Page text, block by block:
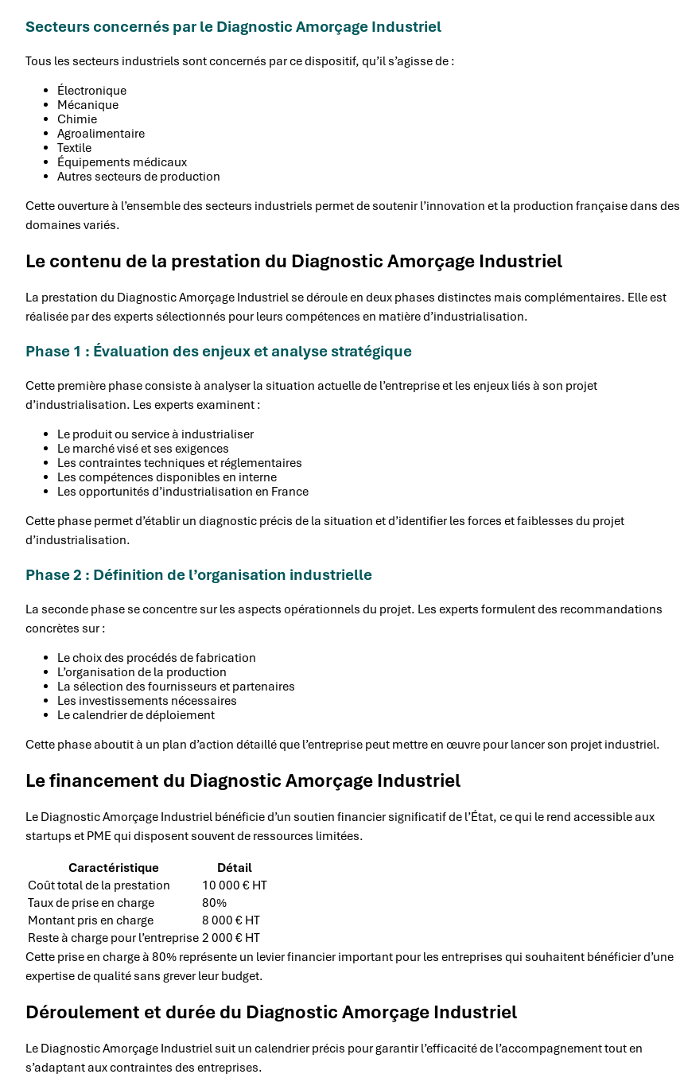
Secteurs concernés par le Diagnostic Amorçage Industriel
Tous les secteurs industriels sont concernés par ce dispositif, qu’il s’agisse de :
Électronique
Mécanique
Chimie
Agroalimentaire
Textile
Équipements médicaux
Autres secteurs de production
Cette ouverture à l’ensemble des secteurs industriels permet de soutenir l’innovation et la production française dans des
domaines variés.
Le contenu de la prestation du Diagnostic Amorçage Industriel
La prestation du Diagnostic Amorçage Industriel se déroule en deux phases distinctes mais complémentaires. Elle est
réalisée par des experts sélectionnés pour leurs compétences en matière d’industrialisation.
Phase 1 : Évaluation des enjeux et analyse stratégique
Cette première phase consiste à analyser la situation actuelle de l’entreprise et les enjeux liés à son projet
d’industrialisation. Les experts examinent :
Le produit ou service à industrialiser
Le marché visé et ses exigences
Les contraintes techniques et réglementaires
Les compétences disponibles en interne
Les opportunités d’industrialisation en France
Cette phase permet d’établir un diagnostic précis de la situation et d’identifier les forces et faiblesses du projet
d’industrialisation.
Phase 2 : Définition de l’organisation industrielle
La seconde phase se concentre sur les aspects opérationnels du projet. Les experts formulent des recommandations
concrètes sur :
Le choix des procédés de fabrication
L’organisation de la production
La sélection des fournisseurs et partenaires
Les investissements nécessaires
Le calendrier de déploiement
Cette phase aboutit à un plan d’action détaillé que l’entreprise peut mettre en œuvre pour lancer son projet industriel.
Le financement du Diagnostic Amorçage Industriel
Le Diagnostic Amorçage Industriel bénéficie d’un soutien financier significatif de l’État, ce qui le rend accessible aux
startups et PME qui disposent souvent de ressources limitées.
Caractéristique
Détail
Coût total de la prestation
10 000 € HT
Taux de prise en charge
80%
Montant pris en charge
8 000 € HT
Reste à charge pour l’entreprise 2 000 € HT
Cette prise en charge à 80% représente un levier financier important pour les entreprises qui souhaitent bénéficier d’une
expertise de qualité sans grever leur budget.
Déroulement et durée du Diagnostic Amorçage Industriel
Le Diagnostic Amorçage Industriel suit un calendrier précis pour garantir l’efficacité de l’accompagnement tout en
s’adaptant aux contraintes des entreprises.